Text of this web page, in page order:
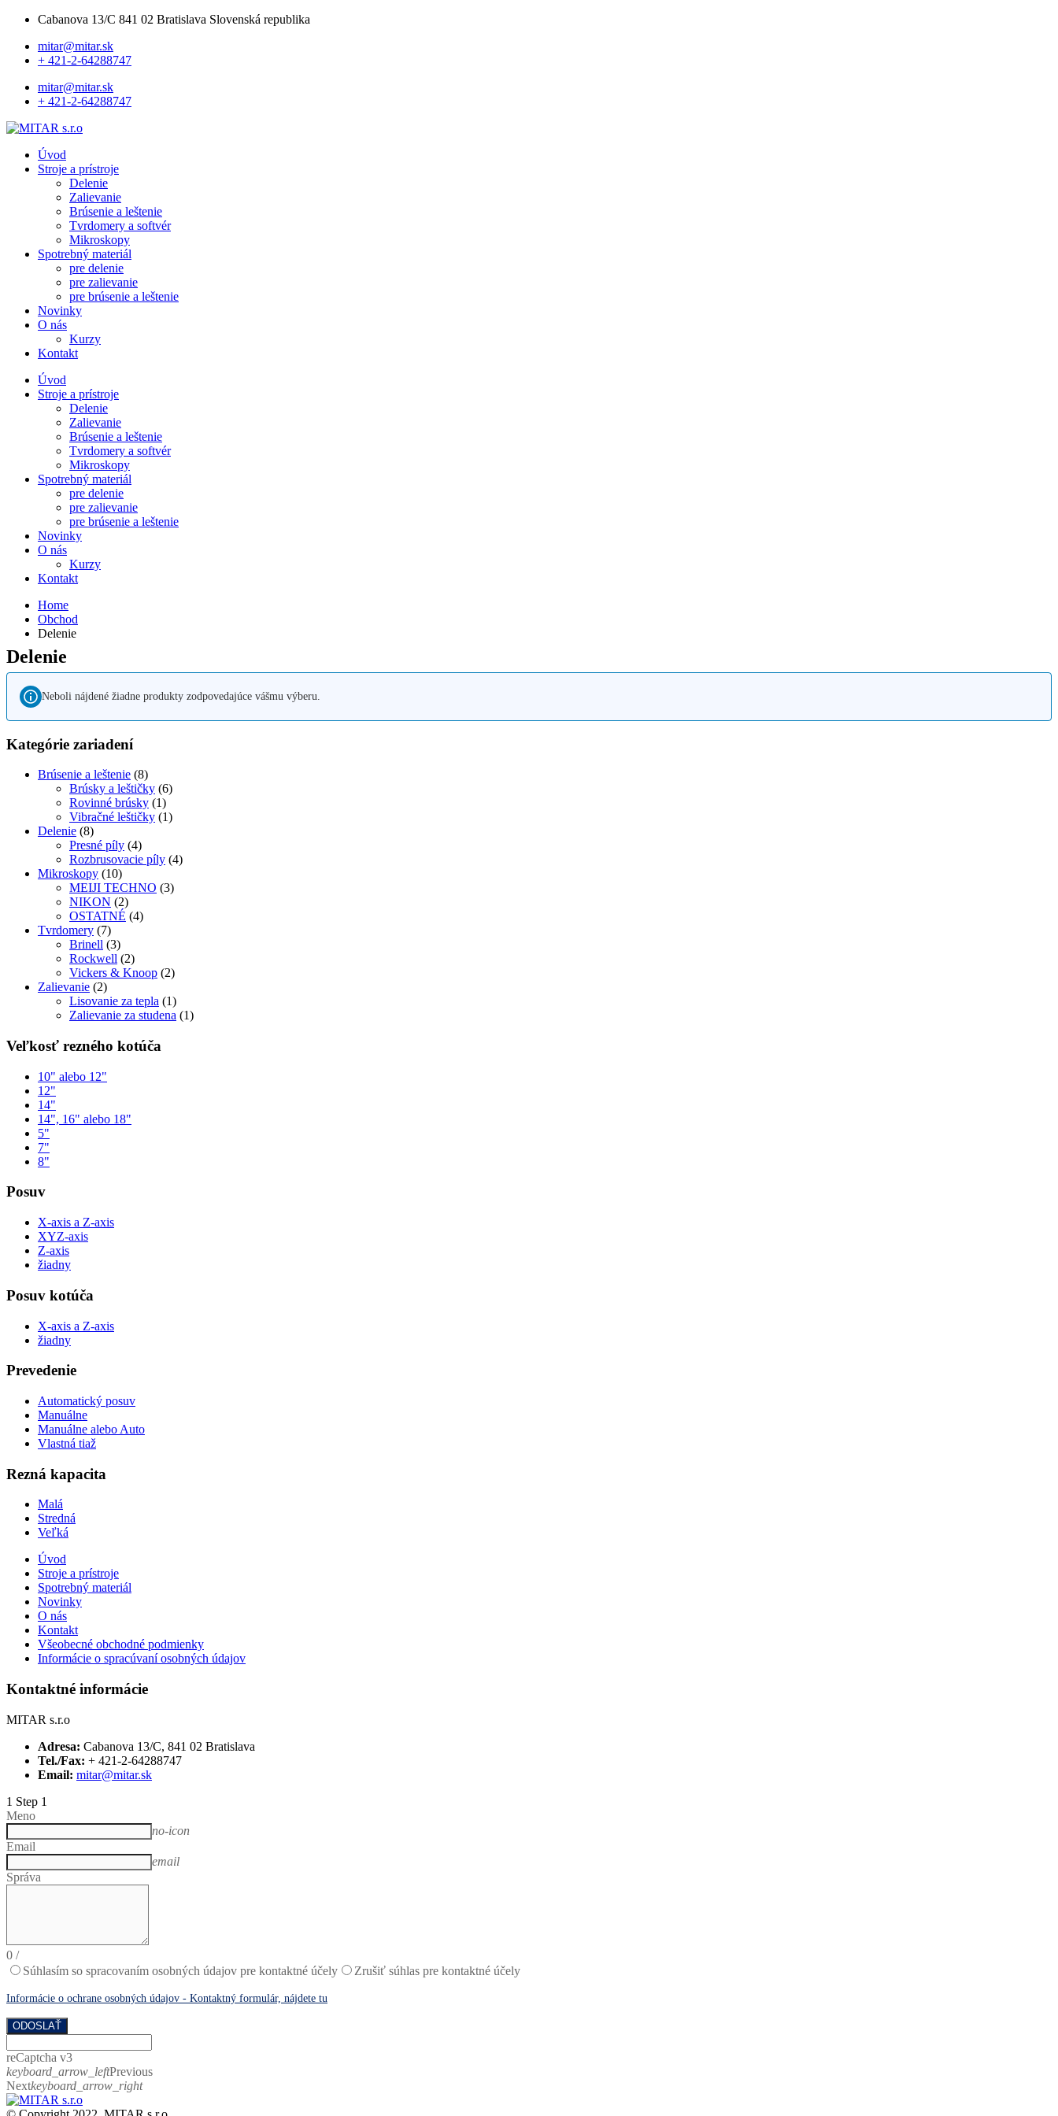
Cabanova 13/C 841 02 Bratislava Slovenská republika
mitar@mitar.sk
+ 421-2-64288747
mitar@mitar.sk
+ 421-2-64288747
Úvod
Stroje a prístroje
Delenie
Zalievanie
Brúsenie a leštenie
Tvrdomery a softvér
Mikroskopy
Spotrebný materiál
pre delenie
pre zalievanie
pre brúsenie a leštenie
Novinky
O nás
Kurzy
Kontakt
Úvod
Stroje a prístroje
Delenie
Zalievanie
Brúsenie a leštenie
Tvrdomery a softvér
Mikroskopy
Spotrebný materiál
pre delenie
pre zalievanie
pre brúsenie a leštenie
Novinky
O nás
Kurzy
Kontakt
Home
Obchod
Delenie
Delenie
Neboli nájdené žiadne produkty zodpovedajúce vášmu výberu.
Kategórie zariadení
Brúsenie a leštenie (8)
Brúsky a leštičky (6)
Rovinné brúsky (1)
Vibračné leštičky (1)
Delenie (8)
Presné píly (4)
Rozbrusovacie píly (4)
Mikroskopy (10)
MEIJI TECHNO (3)
NIKON (2)
OSTATNÉ (4)
Tvrdomery (7)
Brinell (3)
Rockwell (2)
Vickers & Knoop (2)
Zalievanie (2)
Lisovanie za tepla (1)
Zalievanie za studena (1)
Veľkosť rezného kotúča
10" alebo 12"
12"
14"
14", 16" alebo 18"
5"
7"
8"
Posuv
X-axis a Z-axis
XYZ-axis
Z-axis
žiadny
Posuv kotúča
X-axis a Z-axis
žiadny
Prevedenie
Automatický posuv
Manuálne
Manuálne alebo Auto
Vlastná tiaž
Rezná kapacita
Malá
Stredná
Veľká
Úvod
Stroje a prístroje
Spotrebný materiál
Novinky
O nás
Kontakt
Všeobecné obchodné podmienky
Informácie o spracúvaní osobných údajov
Kontaktné informácie
MITAR s.r.o
Adresa: Cabanova 13/C, 841 02 Bratislava
Tel./Fax: + 421-2-64288747
Email: mitar@mitar.sk
1 Step 1
Meno
no-icon
Email
email
Správa
0 /
Súhlasím so spracovaním osobných údajov pre kontaktné účely
Zrušiť súhlas pre kontaktné účely
Informácie o ochrane osobných údajov - Kontaktný formulár, nájdete tu
ODOSLAŤ
reCaptcha v3
keyboard_arrow_leftPrevious
Nextkeyboard_arrow_right